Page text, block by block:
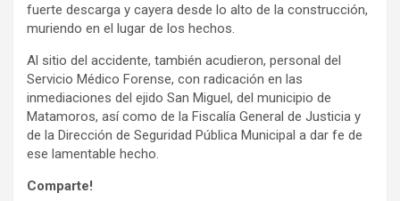
fuerte descarga y cayera desde lo alto de la construcción,
muriendo en el lugar de los hechos.
Al sitio del accidente, también acudieron, personal del
Servicio Médico Forense, con radicación en las
inmediaciones del ejido San Miguel, del municipio de
Matamoros, así como de la Fiscalía General de Justicia y
de la Dirección de Seguridad Pública Municipal a dar fe de
ese lamentable hecho.
Comparte!